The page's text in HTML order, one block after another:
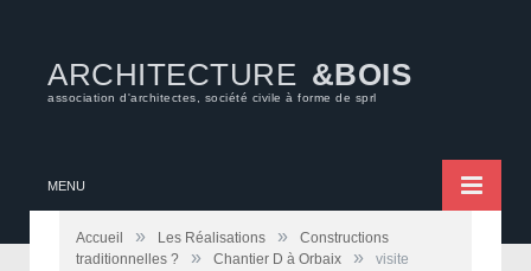
ARCHITECTURE &BOIS
association d'architectes, société civile à forme de sprl
MENU
Accueil » Les Réalisations »
Constructions
traditionnelles ?
» Chantier D à Orbaix »
visite